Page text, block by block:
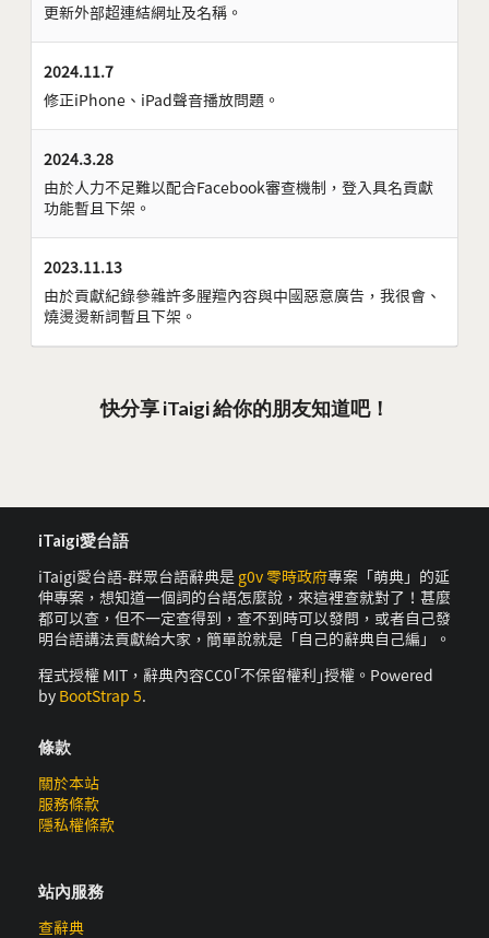
更新外部超連結網址及名稱。
2024.11.7
修正iPhone、iPad聲音播放問題。
2024.3.28
由於人力不足難以配合Facebook審查機制，登入具名貢獻
功能暫且下架。
2023.11.13
由於貢獻紀錄參雜許多腥羶內容與中國惡意廣告，我很會、
燒燙燙新詞暫且下架。
快分享 iTaigi 給你的朋友知道吧！
iTaigi愛台語
iTaigi愛台語-群眾台語辭典是 g0v 零時政府專案「萌典」的延
伸專案，想知道一個詞的台語怎麼說，來這裡查就對了！甚麼
都可以查，但不一定查得到，查不到時可以發問，或者自己發
明台語講法貢獻給大家，簡單說就是「自己的辭典自己編」。
程式授權 MIT，辭典內容CC0｢不保留權利｣授權。Powered
by BootStrap 5.
條款
關於本站
服務條款
隱私權條款
站內服務
查辭典